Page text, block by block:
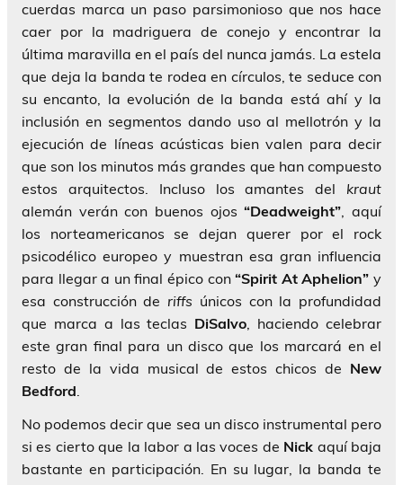
cuerdas marca un paso parsimonioso que nos hace
caer por la madriguera de conejo y encontrar la
última maravilla en el país del nunca jamás. La estela
que deja la banda te rodea en círculos, te seduce con
su encanto, la evolución de la banda está ahí y la
inclusión en segmentos dando uso al mellotrón y la
ejecución de líneas acústicas bien valen para decir
que son los minutos más grandes que han compuesto
estos arquitectos. Incluso los amantes del kraut
alemán verán con buenos ojos“Deadweight”, aquí
los norteamericanos se dejan querer por el rock
psicodélico europeo y muestran esa gran influencia
para llegar a un final épico con“Spirit At Aphelion” y
esa construcción de riffs únicos con la profundidad
que marca a las teclas DiSalvo, haciendo celebrar
este gran final para un disco que los marcará en el
resto de la vida musical de estos chicos de New
Bedford.
No podemos decir que sea un disco instrumental pero
si es cierto que la labor a las voces de Nick aquí baja
bastante en participación. En su lugar, la banda te